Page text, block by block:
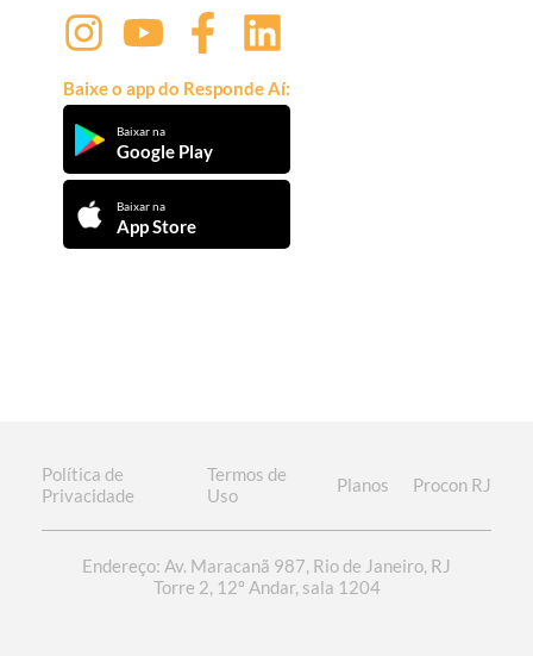
Baixe o app do Responde Aí:
Baixar na
Google Play
Baixar na
App Store
Política de
Privacidade
Termos de
Uso
Planos Procon RJ
Endereço: Av. Maracanã 987, Rio de Janeiro, RJ
Torre 2, 12º Andar, sala 1204